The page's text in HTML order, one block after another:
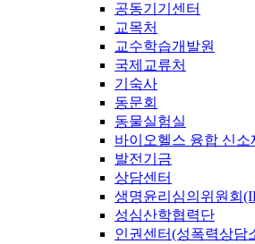
공동기기센터
교목처
교수학습개발원
국제교류처
기숙사
동문회
동물실험실
바이오헬스 융합 신
발전기금
상담센터
생명윤리심의위원회
성심산학협력단
인권센터(성폭력상담